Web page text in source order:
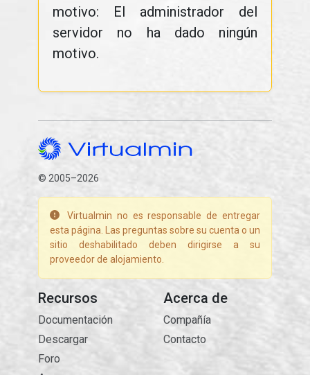
motivo: El administrador del
servidor no ha dado ningún
motivo.
© 2005–2026
Virtualmin no es responsable de entregar
esta página. Las preguntas sobre su cuenta o un
sitio deshabilitado deben dirigirse a su
proveedor de alojamiento.
Recursos
Documentación
Descargar
Foro
Acerca de
Compañía
Contacto